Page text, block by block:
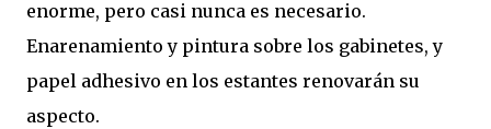
enorme, pero casi nunca es necesario.
Enarenamiento y pintura sobre los gabinetes, y
papel adhesivo en los estantes renovarán su
aspecto.